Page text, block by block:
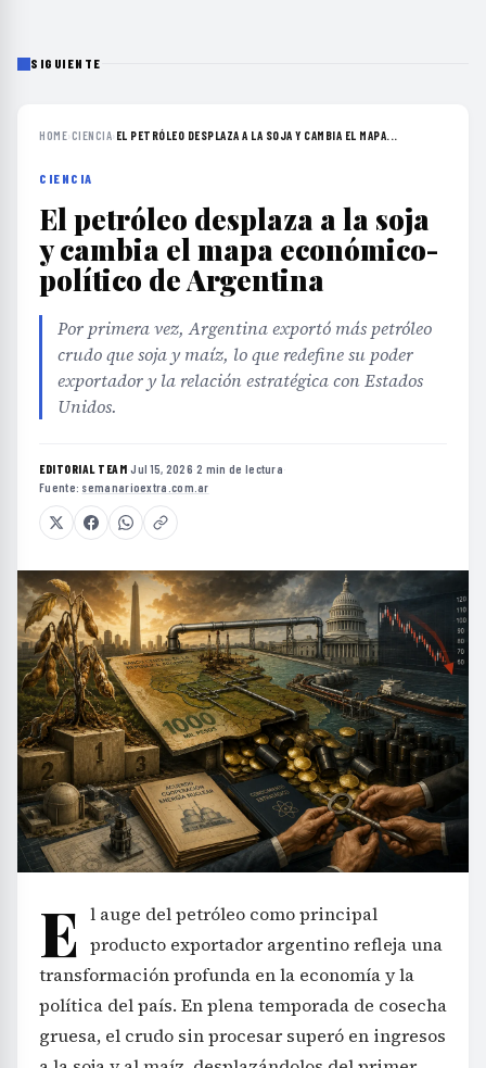
SIGUIENTE
HOME›CIENCIA› EL PETRÓLEO DESPLAZA A LA SOJA Y CAMBIA EL MAPA...
CIENCIA
El petróleo desplaza a la soja
y cambia el mapa económico-
político de Argentina
Por primera vez, Argentina exportó más petróleo
crudo que soja y maíz, lo que redefine su poder
exportador y la relación estratégica con Estados
Unidos.
EDITORIAL TEAM·Jul 15, 2026·2 min de lectura·
Fuente: semanarioextra.com.ar
E l auge del petróleo como principal
producto exportador argentino refleja una
transformación profunda en la economía y la
política del país. En plena temporada de cosecha
gruesa, el crudo sin procesar superó en ingresos